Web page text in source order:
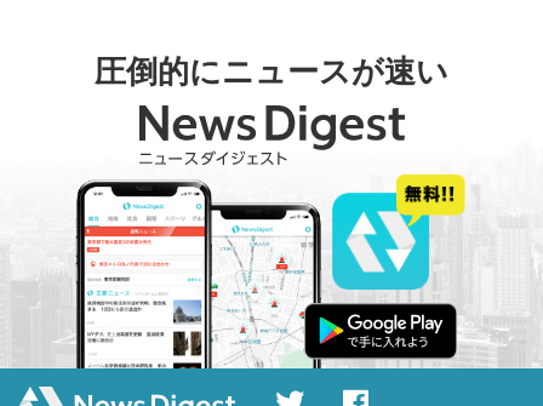
圧倒的にニュースが速い